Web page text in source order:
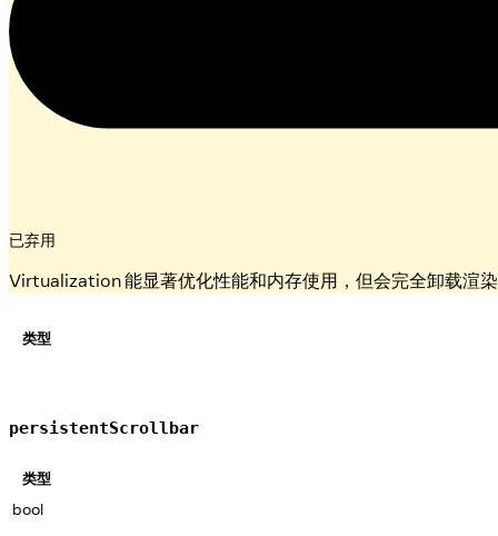
已弃用
Virtualization 能显著优化性能和内存使用，但会完全卸载渲
类型
persistentScrollbar
类型
bool